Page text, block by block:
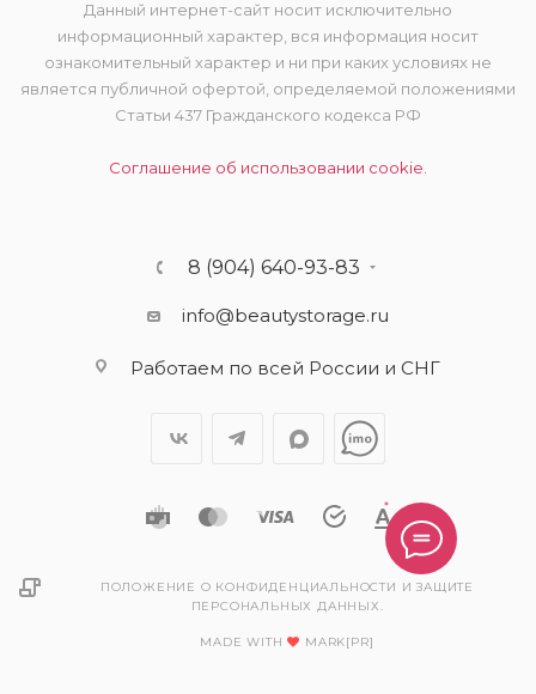
Данный интернет-сайт носит исключительно
информационный характер, вся информация носит
ознакомительный характер и ни при каких условиях не
является публичной офертой, определяемой положениями
Статьи 437 Гражданского кодекса РФ
Соглашение об использовании cookie.
8 (904) 640-93-83
info@beautystorage.ru
Работаем по всей России и СНГ
ПОЛОЖЕНИЕ О КОНФИДЕНЦИАЛЬНОСТИ И ЗАЩИТЕ
ПЕРСОНАЛЬНЫХ ДАННЫХ.
MADE WITH MARK[PR]